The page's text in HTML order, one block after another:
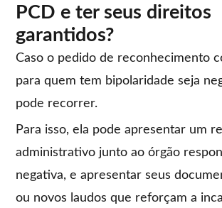
PCD e ter seus direitos
garantidos?
Caso o pedido de reconhecimento
para quem tem bipolaridade seja
pode recorrer.
Para isso, ela pode apresentar um
administrativo junto ao órgão
negativa, e apresentar seus
ou novos laudos que reforçam a